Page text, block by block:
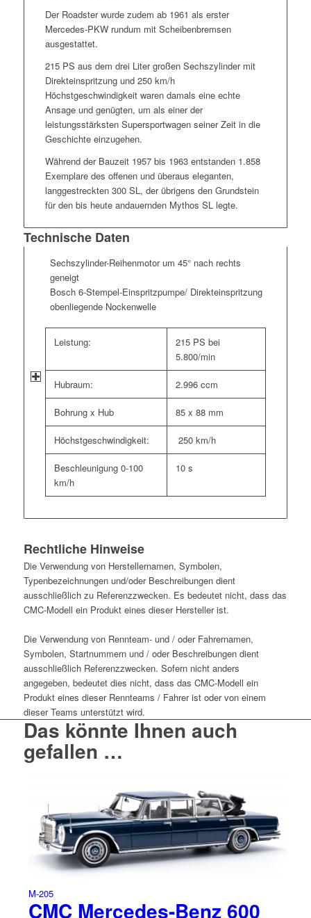
Der Roadster wurde zudem ab 1961 als erster
Mercedes-PKW rundum mit Scheibenbremsen
ausgestattet.
215 PS aus dem drei Liter großen Sechszylinder mit
Direkteinspritzung und 250 km/h
Höchstgeschwindigkeit waren damals eine echte
Ansage und genügten, um als einer der
leistungsstärksten Supersportwagen seiner Zeit in die
Geschichte einzugehen.
Während der Bauzeit 1957 bis 1963 entstanden 1.858
Exemplare des offenen und überaus eleganten,
langgestreckten 300 SL, der übrigens den Grundstein
für den bis heute andauernden Mythos SL legte.
Technische Daten
Sechszylinder-Reihenmotor um 45° nach rechts
geneigt
Bosch 6-Stempel-Einspritzpumpe/ Direkteinspritzung
obenliegende Nockenwelle
Leistung:
215 PS bei
5.800/min
Hubraum: 2.996 ccm
Bohrung x Hub 85 x 88 mm
Höchstgeschwindigkeit: 250 km/h
Beschleunigung 0-100
km/h
10 s
Rechtliche Hinweise
Die Verwendung von Herstellernamen, Symbolen,
Typenbezeichnungen und/oder Beschreibungen dient
ausschließlich zu Referenzzwecken. Es bedeutet nicht, dass das
CMC-Modell ein Produkt eines dieser Hersteller ist.
Die Verwendung von Rennteam- und / oder Fahrernamen,
Symbolen, Startnummern und / oder Beschreibungen dient
ausschließlich Referenzzwecken. Sofern nicht anders
angegeben, bedeutet dies nicht, dass das CMC-Modell ein
Produkt eines dieser Rennteams / Fahrer ist oder von einem
dieser Teams unterstützt wird.
Das könnte Ihnen auch
gefallen …
M-205
CMC Mercedes-Benz 600